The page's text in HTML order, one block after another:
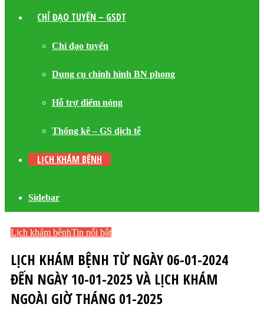
CHỈ ĐẠO TUYẾN – GSDT
Chỉ đạo tuyến
Dụng cụ chỉnh hình BN phong
Hỗ trợ điểm nóng
Thống kê – GS dịch tễ
LỊCH KHÁM BỆNH
Sidebar
Lịch khám bệnhTin nổi bật
LỊCH KHÁM BỆNH TỪ NGÀY 06-01-2024
ĐẾN NGÀY 10-01-2025 VÀ LỊCH KHÁM
NGOÀI GIỜ THÁNG 01-2025